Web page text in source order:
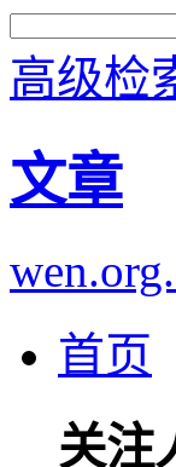
高级检
文章
首页
关注